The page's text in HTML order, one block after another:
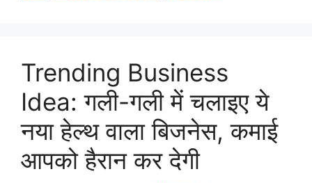
Trending Business
Idea: गली-गली में चलाइए ये
नया हेल्थ वाला बिजनेस, कमाई
आपको हैरान कर देगी